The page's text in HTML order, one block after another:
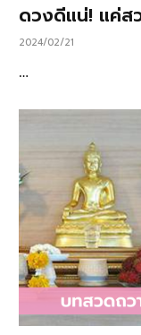
ดวงดีแน่! แค่ส
2024/02/21
…